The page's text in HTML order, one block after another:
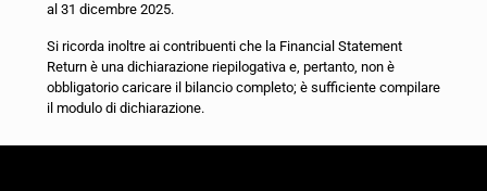
al 31 dicembre 2025.
Si ricorda inoltre ai contribuenti che la Financial Statement
Return è una dichiarazione riepilogativa e, pertanto, non è
obbligatorio caricare il bilancio completo; è sufficiente compilare
il modulo di dichiarazione.